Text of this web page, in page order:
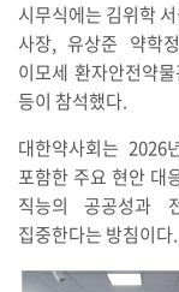
시무식에는 김위학
사장, 유상준 약학
이모세 환자안전약
등이 참석했다.
대한약사회는
포함한 주요 현안 대
직능의 공공성과
집중한다는 방침이다.